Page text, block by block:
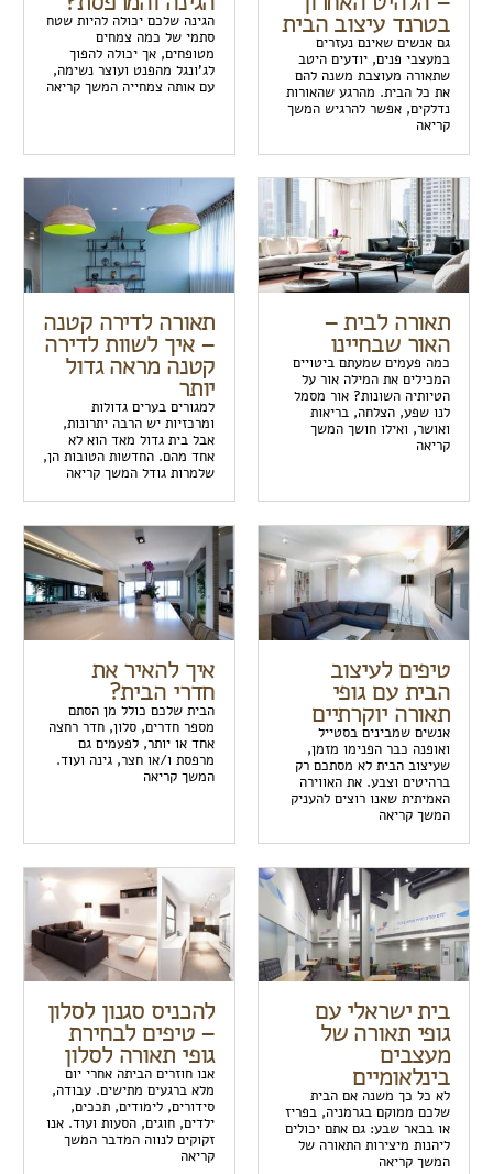
בטרנד עיצוב הבית
גם אנשים שאינם נעזרים
במעצבי פנים, יודעים היטב
שתאורה מעוצבת משנה להם
את כל הבית. מהרגע שהאורות
נדלקים, אפשר להרגיש המשך
קריאה
הגינה שלכם יכולה להיות שטח
סתמי של כמה צמחים
מטופחים, אך יכולה להפוך
לג'ונגל מהפנט ועוצר נשימה,
עם אותה צמחייה המשך קריאה
תאורה לבית –
האור שבחיינו
כמה פעמים שמעתם ביטויים
המכילים את המילה אור על
הטיותיה השונות? אור מסמל
לנו שפע, הצלחה, בריאות
ואושר, ואילו חושך המשך
קריאה
תאורה לדירה קטנה
– איך לשוות לדירה
קטנה מראה גדול
יותר
למגורים בערים גדולות
ומרכזיות יש הרבה יתרונות,
אבל בית גדול מאד הוא לא
אחד מהם. החדשות הטובות הן,
שלמרות גודל המשך קריאה
טיפים לעיצוב
הבית עם גופי
תאורה יוקרתיים
אנשים שמבינים בסטייל
ואופנה כבר הפנימו מזמן,
שעיצוב הבית לא מסתכם רק
ברהיטים וצבע. את האווירה
האמיתית שאנו רוצים להעניק
המשך קריאה
איך להאיר את
חדרי הבית?
הבית שלכם כולל מן הסתם
מספר חדרים, סלון, חדר רחצה
אחד או יותר, לפעמים גם
מרפסת ו/או חצר, גינה ועוד.
המשך קריאה
בית ישראלי עם
גופי תאורה של
מעצבים
בינלאומיים
לא כל כך משנה אם הבית
שלכם ממוקם בגרמניה, בפריז
או בבאר שבע: גם אתם יכולים
ליהנות מיצירות התאורה של
המשך קריאה
להכניס סגנון לסלון
– טיפים לבחירת
גופי תאורה לסלון
אנו חוזרים הביתה אחרי יום
מלא ברגעים מתישים. עבודה,
סידורים, לימודים, תככים,
ילדים, חוגים, הסעות ועוד. אנו
זקוקים לנווה המדבר המשך
קריאה